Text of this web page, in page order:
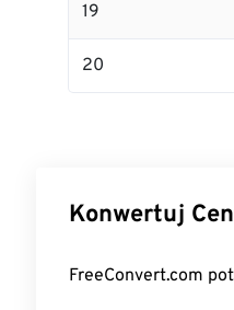
19
20
Konwertuj
FreeConvert.com